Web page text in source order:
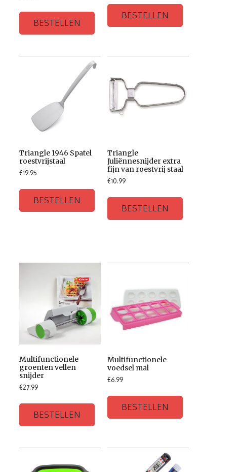
BESTELLEN
BESTELLEN
Triangle 1946 Spatel
roestvrijstaal
€19.95
BESTELLEN
Triangle
Juliënnesnijder extra
fijn van roestvrij staal
€10.99
BESTELLEN
Multifunctionele
groenten vellen
snijder
€27.99
BESTELLEN
Multifunctionele
voedsel mal
€6.99
BESTELLEN